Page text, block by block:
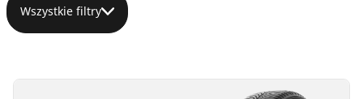
Wszystkie filtry